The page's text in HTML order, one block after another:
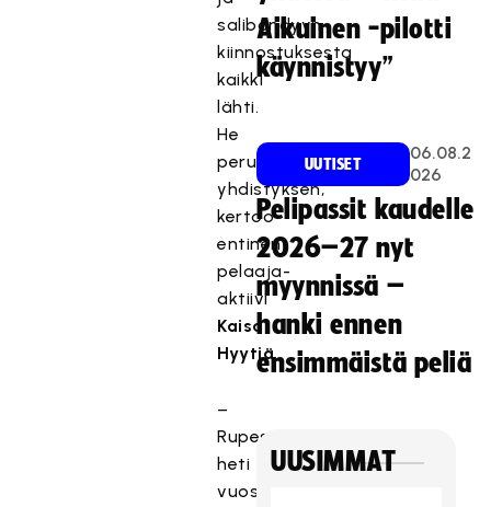
salibandyyn
kiinnostuksesta
kaikki
lähti.
He
perustivat
yhdistyksen,
kertoo
entinen
pelaaja-
aktiivi
Kaisa
Hyytiä.
–
Rupesimme
heti
vuosituhannen
Aikuinen -pilotti
käynnistyy”
UUTISET
06.08.2
026
Pelipassit kaudelle
2026–27 nyt
myynnissä –
hanki ennen
ensimmäistä peliä
UUSIMMAT